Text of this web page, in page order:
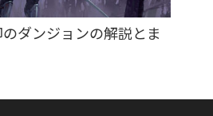
のダンジョンの解説とま